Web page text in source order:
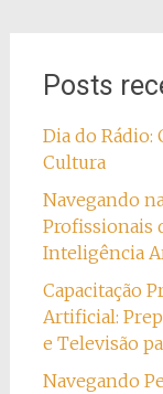
Posts
Dia do Rádio:
Cultura
Navegando
Profissionais
Inteligência
Capacitação
Artificial:
e Televisão
Navegando